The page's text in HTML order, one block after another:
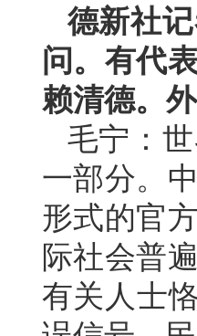
德新社
问。有代
赖清德。
毛宁：
一部分。
形式的官
际社会普
有关人士